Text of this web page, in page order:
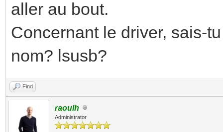
aller au bout.
Concernant le driver, sais-
nom? lsusb?
Find
raoulh
Administrator